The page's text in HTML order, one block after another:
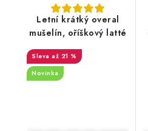
Letní krátký overal
mušelín, oříškový latté
až 21 %
Novinka